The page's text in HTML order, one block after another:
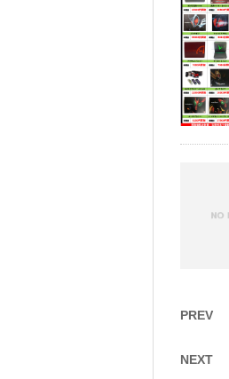
PREV
NEXT